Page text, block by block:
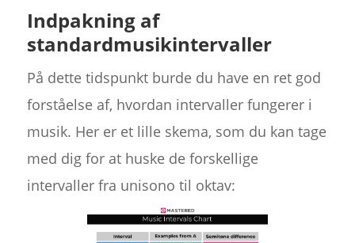
Indpakning af
standardmusikintervaller
På dette tidspunkt burde du have en ret god
forståelse af, hvordan intervaller fungerer i
musik. Her er et lille skema, som du kan tage
med dig for at huske de forskellige
intervaller fra unisono til oktav: